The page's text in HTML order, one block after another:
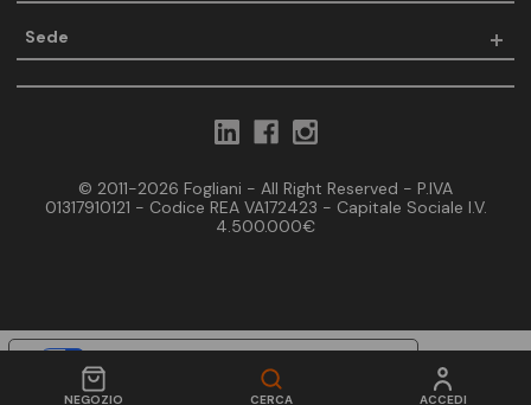
NEGOZIO CERCA ACCEDI
Sede
© 2011-2026 Fogliani - All Right Reserved - P.IVA
01317910121 - Codice REA VA172423 - Capitale Sociale I.V.
4.500.000€
Informativa sulla raccolta